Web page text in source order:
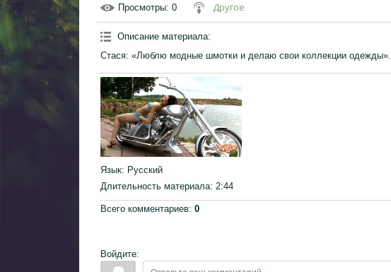
Просмотры: 0 Другое
Описание материала:
Стася: «Люблю модные шмотки и делаю свои коллекции одежды».
Язык: Русский
Длительность материала: 2:44
Всего комментариев: 0
Войдите: